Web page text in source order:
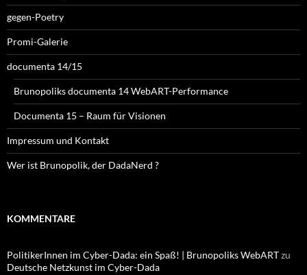
gegen-Poetry
Promi-Galerie
documenta 14/15
Brunopoliks documenta 14 WebART-Performance
Documenta 15 – Raum für Visionen
Impressum und Kontakt
Wer ist Brunopolik, der DadaNerd ?
KOMMENTARE
PolitikerInnen im Cyber-Dada: ein Spaß! | Brunopoliks WebARTzu
Deutsche Netzkunst im Cyber-Dada